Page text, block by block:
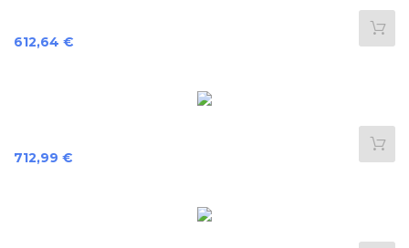
Prix
612,64 €
Prix
712,99 €